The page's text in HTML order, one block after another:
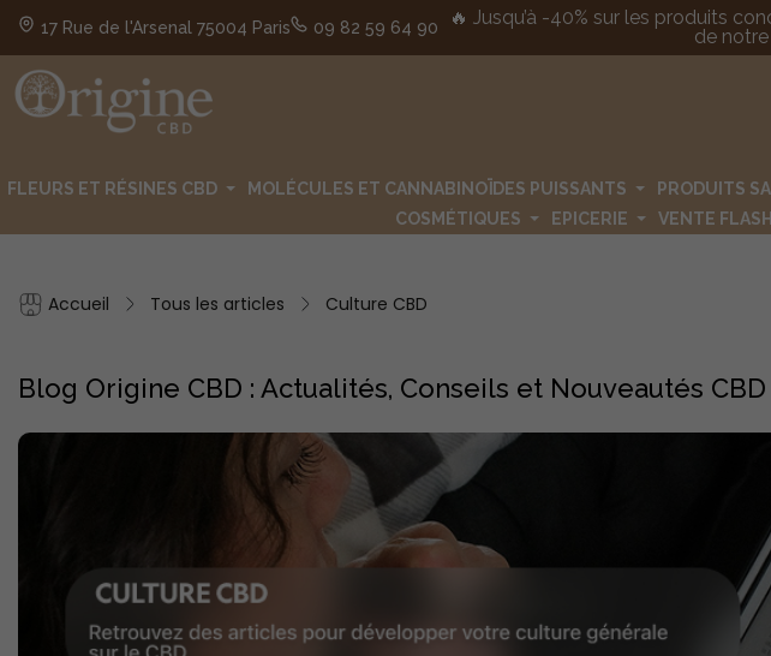
17 Rue de l'Arsenal 75004 Paris 09 82 59 64 90
🔥 Jusqu’à -40% sur les produits
de
FLEURS ET RÉSINES CBD MOLÉCULES ET CANNABINOÏDES PUISSANTS PRODUITS
COSMÉTIQUES
EPICERIE VENTE
Accueil Tous les articles Culture CBD
Blog Origine CBD : Actualités, Conseils et Nouveautés CBD